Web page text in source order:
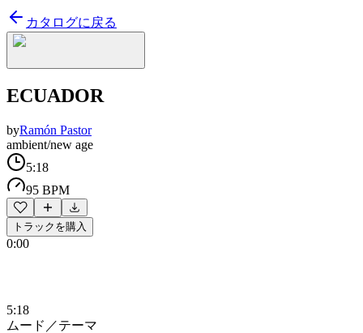
カタログに戻る
ECUADOR
byRamón Pastor
ambient/new age
5:18
95 BPM
トラックを購入
0:00
5:18
ムード／テーマ